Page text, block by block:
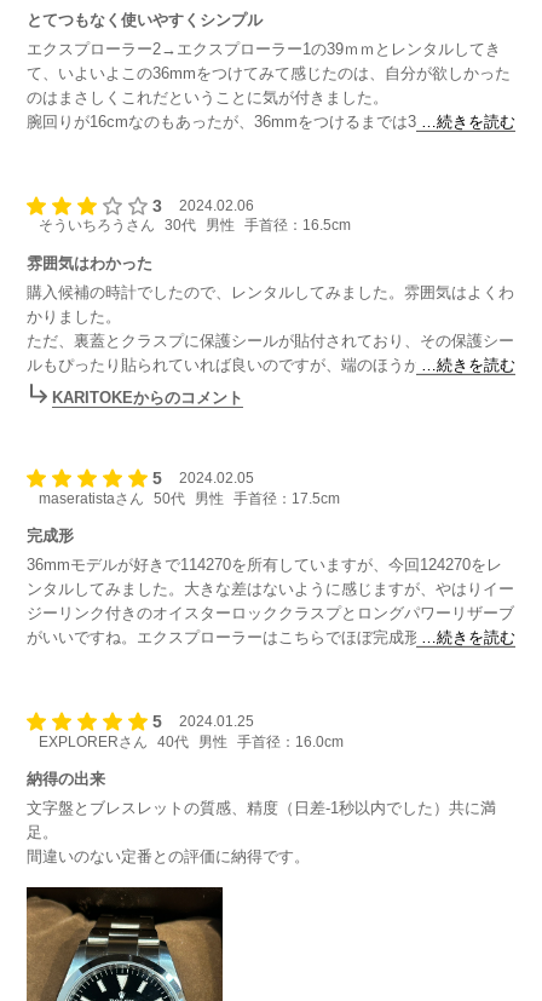
とてつもなく使いやすくシンプル
エクスプローラー2→エクスプローラー1の39ｍｍとレンタルしてき
て、いよいよこの36mmをつけてみて感じたのは、自分が欲しかった
のはまさしくこれだということに気が付きました。
腕回りが16cmなのもあったが、36mmをつけるまでは39mmのエクス
つけているのだが、つけていることを忘れるくらい自然な付け心地と
重さであり、シンプルさはオンオフ問わずつけられる気がするのであ
…続きを読む
3
2024.02.06
そういちろうさん
30代 男性 手首径：16.5cm
雰囲気はわかった
購入候補の時計でしたので、レンタルしてみました。雰囲気はよくわ
かりました。
ただ、裏蓋とクラスプに保護シールが貼付されており、その保護シー
ルもぴったり貼られていれば良いのですが、端のほうが剥がれていた
ために汚れが溜まっていました。
レンタルですので多数の方が着用されているのは承知の上ですが、さ
カリトケさんにとって大切な商品であると同時に資産であることは理
解しますが、借りる側としては開封してこの状態だと幻滅します。ぜ
ひとも保護シールはやめていただきたいです。
…続きを読む
KARITOKEからのコメント
5
2024.02.05
maseratistaさん
50代 男性 手首径：17.5cm
完成形
36mmモデルが好きで114270を所有していますが、今回124270をレ
ンタルしてみました。大きな差はないように感じますが、やはりイー
ジーリンク付きのオイスターロッククラスプとロングパワーリザーブ
がいいですね。エクスプローラーはこちらでほぼ完成形なのではない
…続きを読む
5
2024.01.25
EXPLORERさん
40代 男性 手首径：16.0cm
納得の出来
文字盤とブレスレットの質感、精度（日差-1秒以内でした）共に満
足。
間違いのない定番との評価に納得です。